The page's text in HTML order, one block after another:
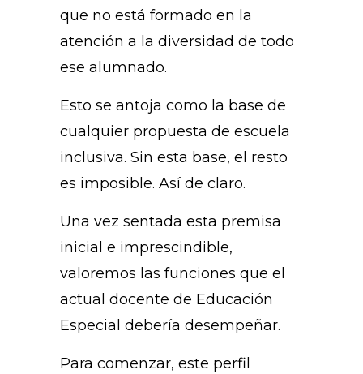
que no está formado en la
atención a la diversidad de todo
ese alumnado.
Esto se antoja como la base de
cualquier propuesta de escuela
inclusiva. Sin esta base, el resto
es imposible. Así de claro.
Una vez sentada esta premisa
inicial e imprescindible,
valoremos las funciones que el
actual docente de Educación
Especial debería desempeñar.
Para comenzar, este perfil